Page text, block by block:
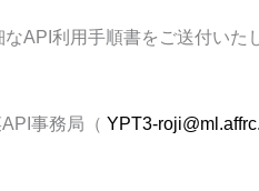
なAPI 利用手順書をご送付いた
API 事務局（ YPT3-